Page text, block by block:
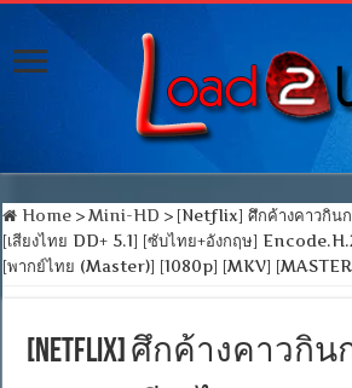
Home > Mini-HD > [Netflix] ศึกค้างคาวกิน
[เสียงไทย DD+ 5.1] [ซับไทย+อังกฤษ]
[พากย์ไทย (Master)] [1080p] [MKV]
[Netflix] ศึกค้างคาวกินก